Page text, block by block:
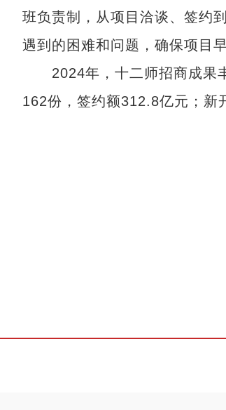
班负责制，从项目洽谈、签约
遇到的困难和问题，确保项目
2024年，十二师招商成果丰
162份，签约额312.8亿元；新